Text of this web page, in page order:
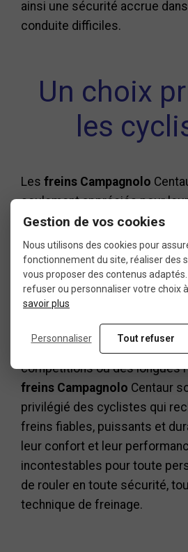
ainsi une sécurité accrue
conduite difficiles.
Un choix
les
Les freins Campagnolo
seulement appréciés pour
techniques, mais aussi pour
élégant. Leur finition soignée
moderne s’intègrent
groupe Campagnolo Centaur,
cohérence visuelle aux vélos
Que ce soit pour des sorties
compétitions ou des longues
freins Campagnolo Centaur
privilégié des cyclistes qui
freins fiables, puissants et
leur confort et leur
incontestables pour toute
de rouler en toute sécurité,
technique de freinage.
Gestion de vos cookies
Nous utilisons des cookies pour
fonctionnement du site, réaliser des
vous proposer des contenus
refuser ou personnaliser votre choix
savoir plus
Personnaliser Tout refuser